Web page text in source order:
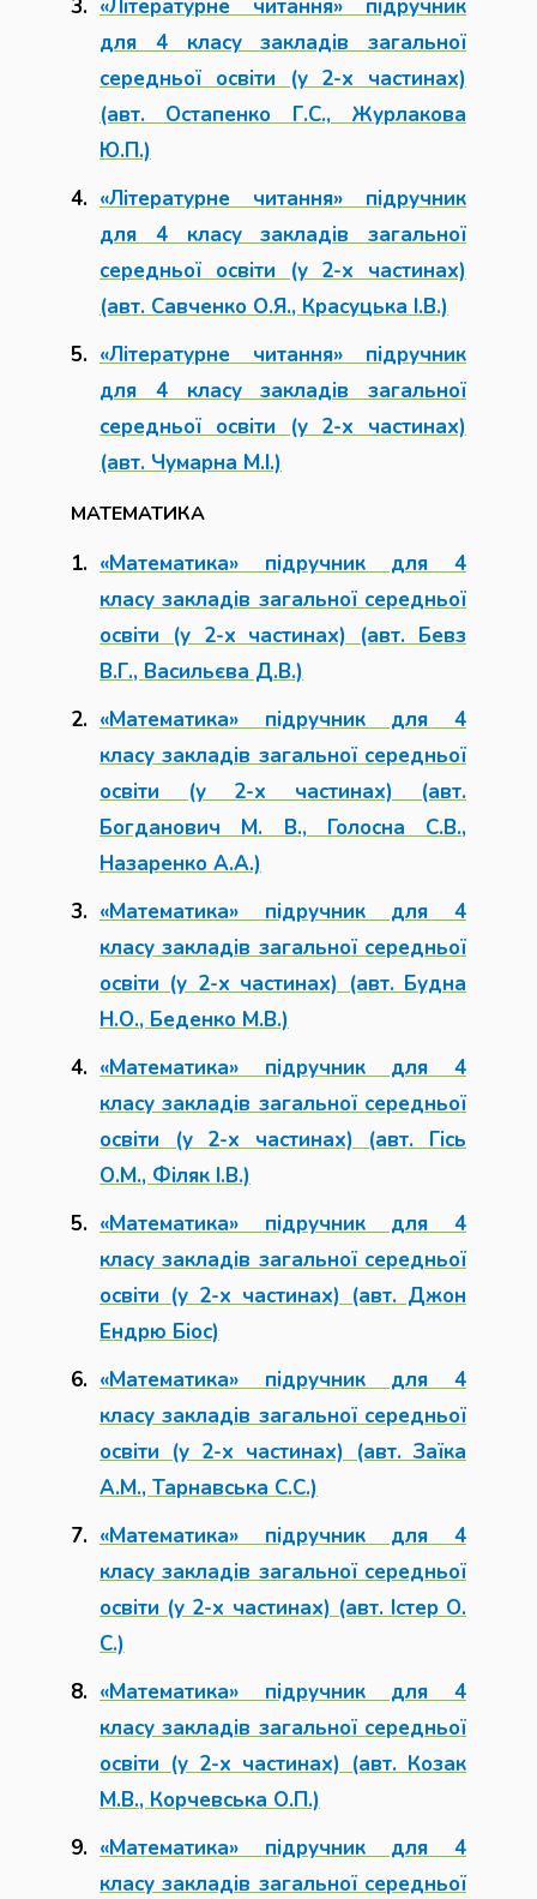
«Літературне читання» підручник
для 4 класу закладів загальної
середньої освіти (у 2-х частинах)
(авт. Остапенко Г.С., Журлакова
Ю.П.)
«Літературне читання» підручник
для 4 класу закладів загальної
середньої освіти (у 2-х частинах)
(авт. Савченко О.Я., Красуцька І.В.)
«Літературне читання» підручник
для 4 класу закладів загальної
середньої освіти (у 2-х частинах)
(авт. Чумарна М.І.)
МАТЕМАТИКА
«Математика» підручник для 4
класу закладів загальної середньої
освіти (у 2-х частинах) (авт. Бевз
В.Г., Васильєва Д.В.)
«Математика» підручник для 4
класу закладів загальної середньої
освіти (у 2-х частинах) (авт.
Богданович М. В., Голосна С.В.,
Назаренко А.А.)
«Математика» підручник для 4
класу закладів загальної середньої
освіти (у 2-х частинах) (авт. Будна
Н.О., Беденко М.В.)
«Математика» підручник для 4
класу закладів загальної середньої
освіти (у 2-х частинах) (авт. Гісь
О.М., Філяк І.В.)
«Математика» підручник для 4
класу закладів загальної середньої
освіти (у 2-х частинах) (авт. Джон
Ендрю Біос)
«Математика» підручник для 4
класу закладів загальної середньої
освіти (у 2-х частинах) (авт. Заїка
А.М., Тарнавська С.С.)
«Математика» підручник для 4
класу закладів загальної середньої
освіти (у 2-х частинах) (авт. Істер О.
С.)
«Математика» підручник для 4
класу закладів загальної середньої
освіти (у 2-х частинах) (авт. Козак
М.В., Корчевська О.П.)
«Математика» підручник для 4
класу закладів загальної середньої